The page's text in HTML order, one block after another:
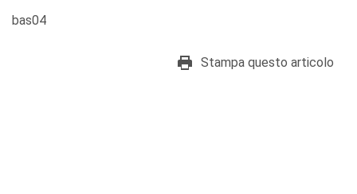
bas04
Stampa questo articolo